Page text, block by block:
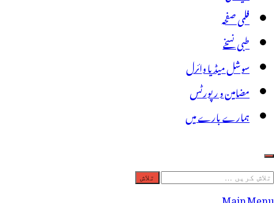
فلمی صفحہ
طبی نسخے
سوشل میڈیا وائرل
مضامین و رپورٹس
ہمارے بارے میں
تلاش
کریں